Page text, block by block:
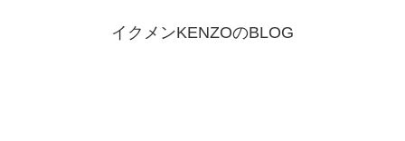
イクメンKENZOのBLOG